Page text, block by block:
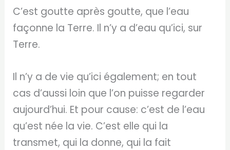
C’est goutte après goutte, que l’eau
façonne la Terre. Il n’y a d’eau qu’ici, sur
Terre.
Il n’y a de vie qu’ici également; en tout
cas d’aussi loin que l’on puisse regarder
aujourd’hui. Et pour cause: c’est de l’eau
qu’est née la vie. C’est elle qui la
transmet, qui la donne, qui la fait